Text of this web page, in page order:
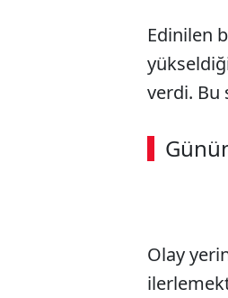
Edinilen
verdi. Bu
Olay